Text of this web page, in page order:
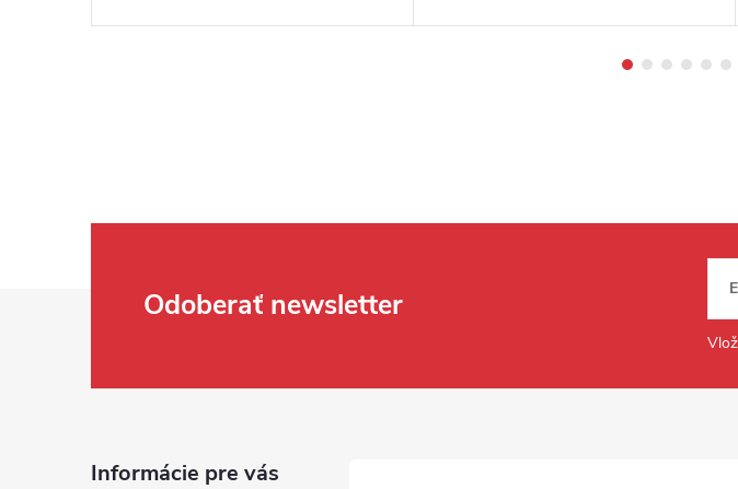
Odoberať newsletter
Informácie pre vás